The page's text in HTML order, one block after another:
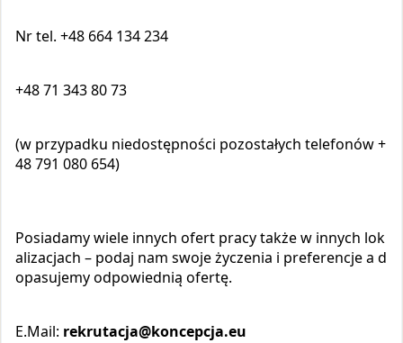
Nr tel. +48 664 134 234
+48 71 343 80 73
(w przypadku niedostępności pozostałych telefonów +
48 791 080 654)
Posiadamy wiele innych ofert pracy także w innych lok
alizacjach – podaj nam swoje życzenia i preferencje a d
opasujemy odpowiednią ofertę.
E.Mail: rekrutacja@koncepcja.eu